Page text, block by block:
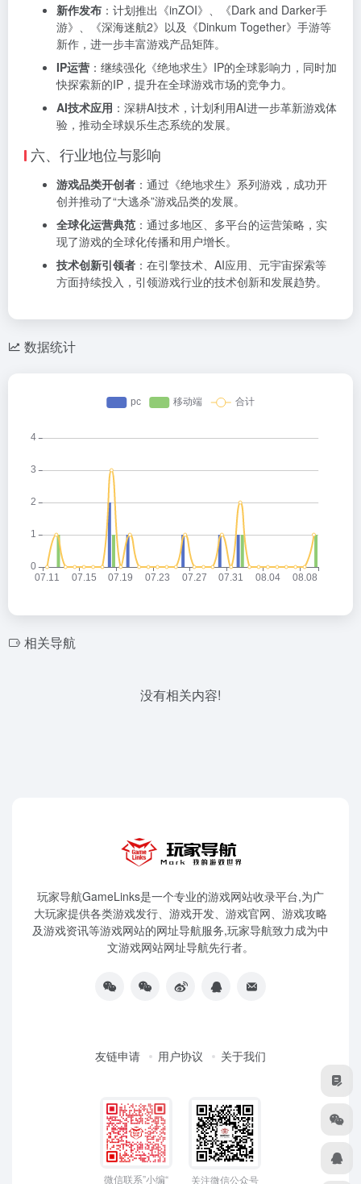
新作发布 ：计划推出《inZOI》、《Dark and Darker手
游》、《深海迷航2》以及《Dinkum Together》手游等
新作，进一步丰富游戏产品矩阵。
IP运营 ：继续强化《绝地求生》IP的全球影响力，同时加
快探索新的IP，提升在全球游戏市场的竞争力。
AI技术应用 ：深耕AI技术，计划利用AI进一步革新游戏体
验，推动全球娱乐生态系统的发展。
六、行业地位与影响
游戏品类开创者 ：通过《绝地求生》系列游戏，成功开
创并推动了“大逃杀”游戏品类的发展。
全球化运营典范 ：通过多地区、多平台的运营策略，实
现了游戏的全球化传播和用户增长。
技术创新引领者 ：在引擎技术、AI应用、元宇宙探索等
方面持续投入，引领游戏行业的技术创新和发展趋势。
数据统计
相关导航
没有相关内容!
玩家导航GameLinks是一个专业的游戏网站收录平台,为广
大玩家提供各类游戏发行、游戏开发、游戏官网、游戏攻略
及游戏资讯等游戏网站的网址导航服务,玩家导航致力成为中
文游戏网站网址导航先行者。
友链申请 用户协议 关于我们
微信联系”小编“ 关注微信公众号